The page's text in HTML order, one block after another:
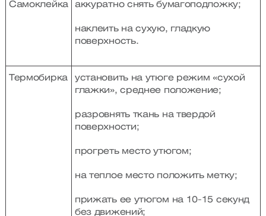
Самоклейка аккуратно снять бумагоподложку;
наклеить на сухую, гладкую
поверхность.
Термобирка
установить на утюге режим «сухой
глажки», среднее положение;
разровнять ткань на твердой
поверхности;
прогреть место утюгом;
на теплое место положить метку;
прижать ее утюгом на 10-15 секунд
без движений;